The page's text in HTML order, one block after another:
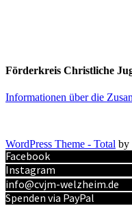
Förderkreis Christliche
Informationen über die
WordPress Theme - Total by
Facebook
Instagram
info@cvjm-welzheim.de
Spenden via PayPal